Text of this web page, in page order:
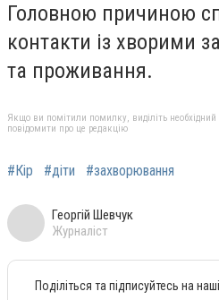
Головною причиною
контакти із хворими
та проживання.
Якщо ви помітили помилку, виділіть необхідний
повідомити про це редакцію
#Кір #діти #захворювання
Георгій Шевчук
Журналіст
Поділіться та підписуйтесь на